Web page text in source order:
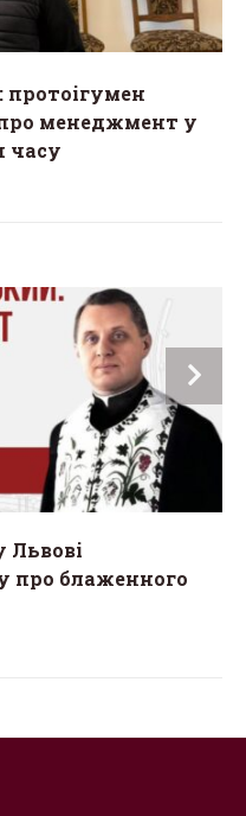
менеджмент у
часу
Львові
про блаженного